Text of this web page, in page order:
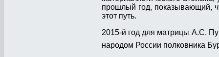
прошлый год, показывающий,
этот путь.
2015-й год для матрицы А.С.
народом России полковника